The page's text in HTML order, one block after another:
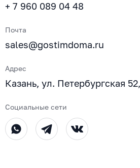
+ 7 960 089 04 48
Почта
sales@gostimdoma.ru
Адрес
Казань, ул. Петербургская
Социальные сети